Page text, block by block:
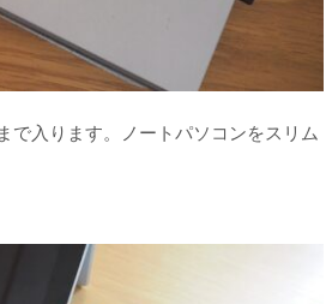
で入ります。ノートパソコンをスリム